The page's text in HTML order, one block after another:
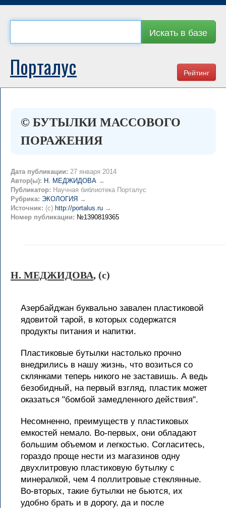
Искать в базе
Рейтинг
Порталус
© БУТЫЛКИ МАССОВОГО
ПОРАЖЕНИЯ
Дата публикации: 27 января 2014
Автор(ы): Н. МЕДЖИДОВА →
Публикатор: Научная библиотека Порталус
Рубрика: ЭКОЛОГИЯ →
Источник: (c) http://portalus.ru →
Номер публикации: №1390819365
Н. МЕДЖИДОВА, (c)
Азербайджан буквально завален пластиковой
ядовитой тарой, в которых содержатся
продукты питания и напитки.
Пластиковые бутылки настолько прочно
внедрились в нашу жизнь, что возиться со
склянками теперь никого не заставишь. А ведь
безобидный, на первый взгляд, пластик может
оказаться "бомбой замедленного действия".
Несомненно, преимуществ у пластиковых
емкостей немало. Во-первых, они обладают
большим объемом и легкостью. Согласитесь,
гораздо проще нести из магазинов одну
двухлитровую пластиковую бутылку с
минералкой, чем 4 поллитровые стеклянные.
Во-вторых, такие бутылки не бьются, их
удобно брать и в дорогу, да и после